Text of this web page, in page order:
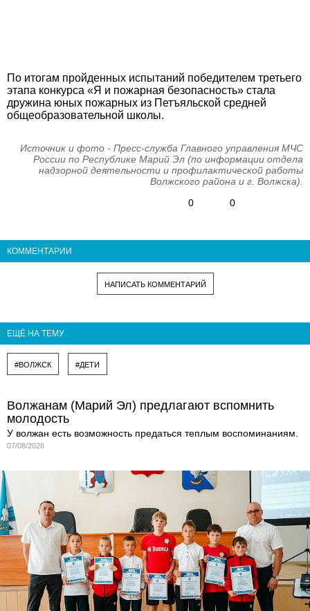
По итогам пройденных испытаний победителем третьего
этапа конкурса «Я и пожарная безопасность» стала
дружина юных пожарных из Петъяльской средней
общеобразовательной школы.
Источник и фото - Пресс-служба Главного управления МЧС
России по Республике Марий Эл (по информации отдела
надзорной деятельности и профилактической работы
Волжского района и г. Волжска).
0
0
КОММЕНТАРИИ
НАПИСАТЬ КОММЕНТАРИЙ
ЕЩЁ НА ТЕМУ
#ВОЛЖСК #ДЕТИ
Волжанам (Марий Эл) предлагают вспомнить
молодость
У волжан есть возможность предаться теплым воспоминаниям.
07/08/2026